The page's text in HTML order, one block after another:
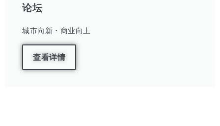
论坛
城市向新・商业向上
查看详情